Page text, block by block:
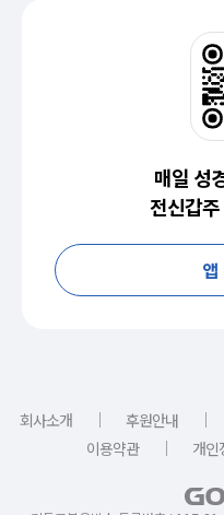
매일 성
전신갑
앱
회사소개 ｜ 후원안내 ｜
이용약관
｜ 개인